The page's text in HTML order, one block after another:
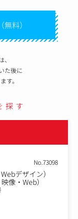
料）
た後に
す。
探す
No.73098
デザイン）
像・Web）